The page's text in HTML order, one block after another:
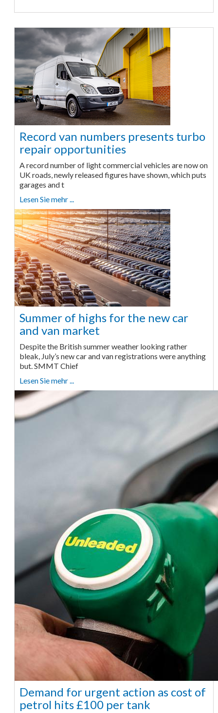
Record van numbers presents turbo
repair opportunities
A record number of light commercial vehicles are now on
UK roads, newly released figures have shown, which puts
garages and t
Lesen Sie mehr ...
Summer of highs for the new car
and van market
Despite the British summer weather looking rather
bleak, July’s new car and van registrations were anything
but. SMMT Chief
Lesen Sie mehr ...
Demand for urgent action as cost of
petrol hits £100 per tank